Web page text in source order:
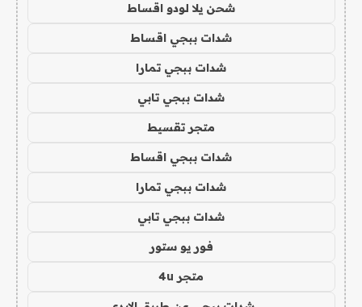
شحن يلا لودو اقساط
شدات ببجي اقساط
شدات ببجي تمارا
شدات ببجي تابي
متجر تقسيط
شدات ببجي اقساط
شدات ببجي تمارا
شدات ببجي تابي
فور يو ستور
متجر 4u